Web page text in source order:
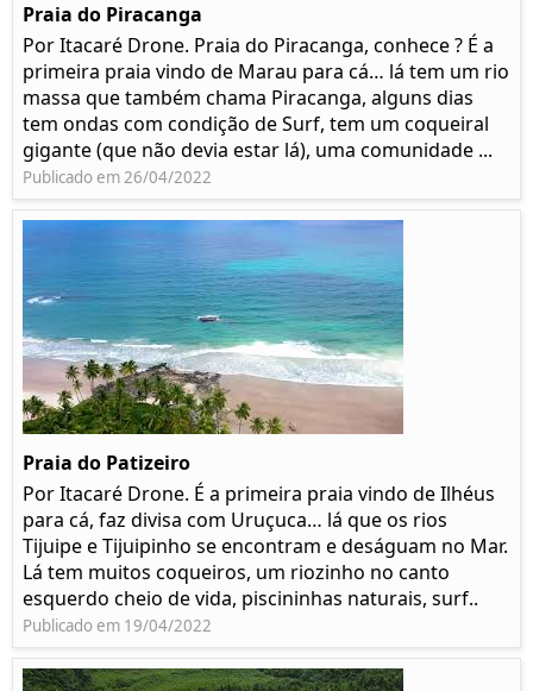
Praia do Piracanga
Por Itacaré Drone. Praia do Piracanga, conhece ? É a
primeira praia vindo de Marau para cá… lá tem um rio
massa que também chama Piracanga, alguns dias
tem ondas com condição de Surf, tem um coqueiral
gigante (que não devia estar lá), uma comunidade ...
Publicado em 26/04/2022
Praia do Patizeiro
Por Itacaré Drone. É a primeira praia vindo de Ilhéus
para cá, faz divisa com Uruçuca… lá que os rios
Tijuipe e Tijuipinho se encontram e deságuam no Mar.
Lá tem muitos coqueiros, um riozinho no canto
esquerdo cheio de vida, piscininhas naturais, surf..
Publicado em 19/04/2022